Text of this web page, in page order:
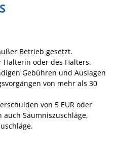
der NetzeBW
& Fakten
Betrieb gesetzt.
Halterin oder des Halters.
Gebühren und Auslagen
von mehr als 30
von 5 EUR oder
Säumniszuschläge,